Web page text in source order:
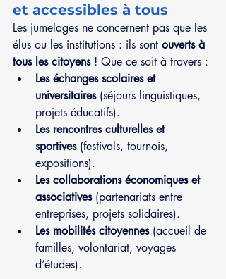
et accessibles à tous
Les jumelages ne concernent pas que les
élus ou les institutions : ils sont ouverts à
tous les citoyens ! Que ce soit à travers :
Les échanges scolaires et
universitaires (séjours linguistiques,
projets éducatifs).
Les rencontres culturelles et
sportives (festivals, tournois,
expositions).
Les collaborations économiques et
associatives (partenariats entre
entreprises, projets solidaires).
Les mobilités citoyennes (accueil de
familles, volontariat, voyages
d’études).